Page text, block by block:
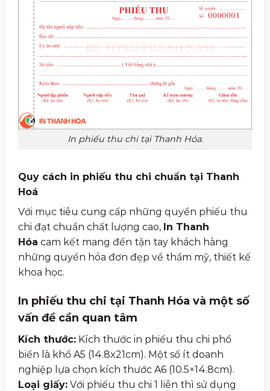
In phiếu thu chi tại Thanh Hóa.
Quy cách in phiếu thu chi chuẩn tại Thanh
Hoá
Với mục tiêu cung cấp những quyển phiếu thu
chi đạt chuẩn chất lượng cao, In Thanh
Hóa cam kết mang đến tận tay khách hàng
những quyển hóa đơn đẹp về thẩm mỹ, thiết kế
khoa học.
In phiếu thu chi tại Thanh Hóa và một số
vấn đề cần quan tâm
Kích thước: Kích thước in phiếu thu chi phổ
biến là khổ A5 (14.8x21cm). Một số ít doanh
nghiệp lựa chọn kích thước A6 (10.5×14.8cm).
Loại giấy: Với phiếu thu chi 1 liên thì sử dụng